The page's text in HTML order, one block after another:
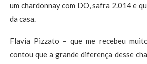
um chardonnay com DO, safra 2.014 e
da casa.
Flavia Pizzato – que me recebeu
contou que a grande diferença desse